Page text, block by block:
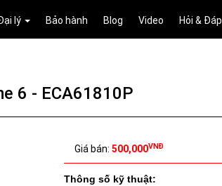
lý Bảo hành Blog Video Hỏi & Đáp
6 - ECA61810P
Giá bán: 500,000VNĐ
Thông số kỹ thuật: